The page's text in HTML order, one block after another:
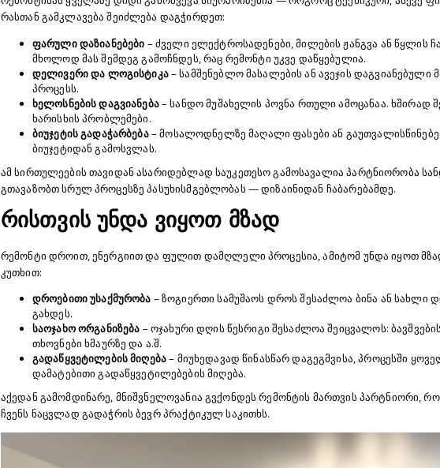
რასთან გამკლავება შეიძლება დაგჭირდეთ:
ფარული დაზიანებები – ძველი ელექტროსადენები, მილების ჟანგვა ან წყლის
მხოლოდ მას შემდეგ გამოჩნდეს, რაც რემონტი უკვე დაწყებულია.
დელივერი და ლოგისტიკა– სამშენებლო მასალების ან ავეჯის დაგვიანებული
პროცესს.
ხელოსნების დაგვიანება– სანდო მუშახელის პოვნა რთული ამოცანაა. ხშირად
ხარისხის პრობლემები.
ბიუჯეტის გადაჭარბება– მოსალოდნელზე მაღალი ფასები ან
ბიუჯეტიდან გამოსვლას.
ამ სირთულეების თავიდან ასარიდებლად საუკეთესო გამოსავალია პარტნიორობა
გთავაზობთ სრულ პროცესზე პასუხისმგებლობას — დიზაინიდან ჩაბარებამდე.
რისთვის უნდა ვიყოთ მზად
რემონტი დროით, ენერგიით და ფულით დამღლელი პროცესია, ამიტომ უნდა იყოთ
კუთხით:
დროებითი უსაქმურობა – ზოგიერთი სამუშაოს დროს შესაძლოა ბინა ან სახლი
გახდეს.
საოჯახო ორგანიზება – ოჯახური დღის წესრიგი შესაძლოა შეიცვალოს:
თხოვნები ხმაურზე და ა.შ.
გადაწყვეტილების მიღება– მიუხედავად წინასწარ დაგეგმვისა, პროცესში
დამატებითი გადაწყვეტილებების მიღება.
აქედან გამომდინარე, მნიშვნელოვანია გვქონდეს რემონტის მართვის პარტნიორი,
ჩვენს ნაცვლად გადაჭრის ბევრ პრაქტიკულ საკითხს.